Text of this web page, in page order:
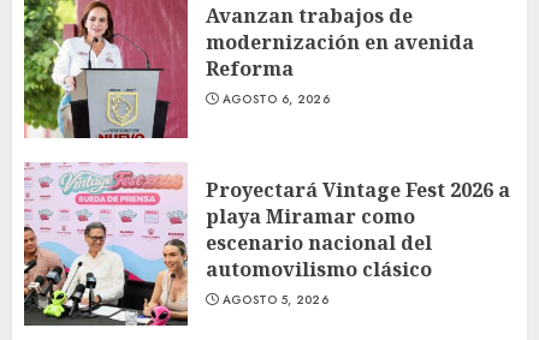
Avanzan trabajos de
modernización en avenida
Reforma
AGOSTO 6, 2026
Proyectará Vintage Fest 2026 a
playa Miramar como
escenario nacional del
automovilismo clásico
AGOSTO 5, 2026